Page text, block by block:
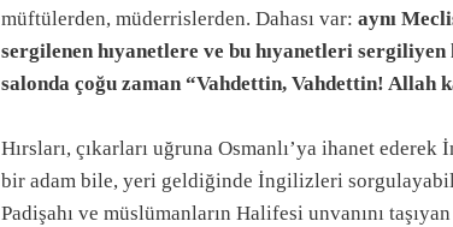
müftülerden, müderrislerden. Dahası var: aynı
sergilenen hıyanetlere ve bu hıyanetleri
salonda çoğu zaman “Vahdettin, Vahdettin! Allah
Hırsları, çıkarları uğruna Osmanlı’ya ihanet
bir adam bile, yeri geldiğinde İngilizleri
Padişahı ve müslümanların Halifesi unvanını